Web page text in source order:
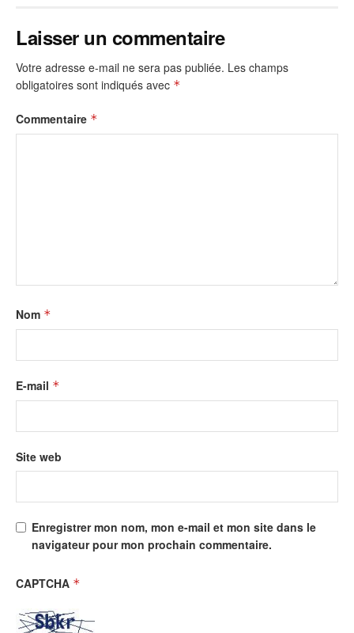
Laisser un commentaire
Votre adresse e-mail ne sera pas publiée. Les champs
obligatoires sont indiqués avec *
Commentaire *
Nom *
E-mail *
Site web
Enregistrer mon nom, mon e-mail et mon site dans le
navigateur pour mon prochain commentaire.
CAPTCHA *